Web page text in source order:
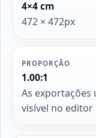
4×4 cm
472 × 472px
PROPORÇÃO
1.00:1
As
visível no editor